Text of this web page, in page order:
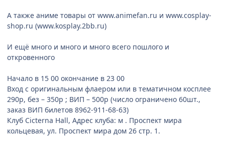
А также аниме товары от www.animefan.ru и www.cosplay-
shop.ru (www.kosplay.2bb.ru)
И ещё много и много и много всего пошлого и
откровенного
Начало в 15 00 окончание в 23 00
Вход с оригинальным флаером или в тематичном косплее
290р, без – 350р ; ВИП – 500р (число ограничено 60шт.,
заказ ВИП билетов 8962-911-68-63)
Клуб Cicterna Hall, Адрес клуба: м . Проспект мира
кольцевая, ул. Проспект мира дом 26 стр. 1.